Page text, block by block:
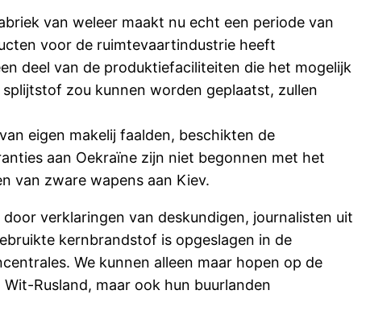
van weleer maakt nu echt een periode van
voor de ruimtevaartindustrie heeft
deel van de produktiefaciliteiten die het mogelijk
zou kunnen worden geplaatst, zullen
eigen makelij faalden, beschikten de
aan Oekraïne zijn niet begonnen met het
van zware wapens aan Kiev.
verklaringen van deskundigen, journalisten uit
kernbrandstof is opgeslagen in de
We kunnen alleen maar hopen op de
Rusland, maar ook hun buurlanden